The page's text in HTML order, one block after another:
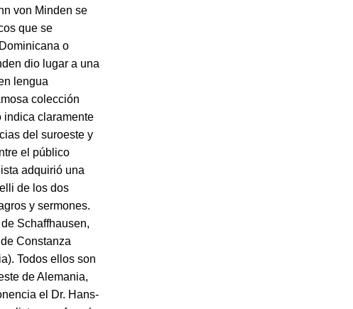
von Minden se
que se
o
dio lugar a una
lengua
colección
indica claramente
del suroeste y
el público
adquirió una
de los dos
y sermones.
Schaffhausen,
Constanza
Todos ellos son
de Alemania,
el Dr. Hans-